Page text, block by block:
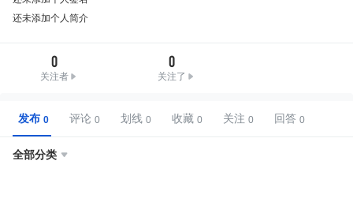
还未添加个人简介
0
关注者
0
关注了
发布 评论 划线 收藏 关注 回答
全部分类 